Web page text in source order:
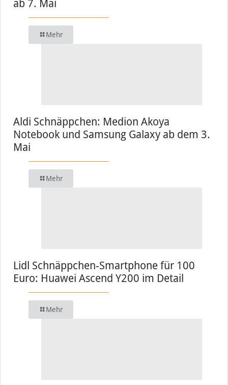
ab 7. Mai
Mehr
Aldi Schnäppchen: Medion Akoya
Notebook und Samsung Galaxy ab dem 3.
Mai
Mehr
Lidl Schnäppchen-Smartphone für 100
Euro: Huawei Ascend Y200 im Detail
Mehr